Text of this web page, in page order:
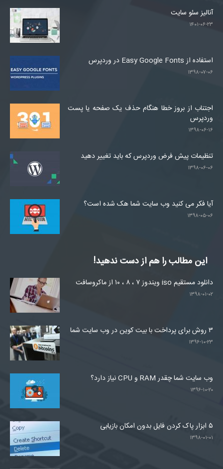
آنالیز سئو سایت
۱۴۰۱-۰۶-۲۳
استفاده از Easy Google Fonts در وردپرس
۱۳۹۸-۰۷-۰۶
اجتناب از بروز خطا هنگام حذف یک صفحه یا پست
وردپرس
۱۳۹۸-۰۶-۱۶
تنظیمات پیش فرض وردپرس که باید تغییر دهید
۱۳۹۸-۰۶-۰۶
آیا فکر می کنید وب سایت شما هک شده است؟
۱۳۹۸-۰۵-۰۶
این مطالب را هم از دست ندهید!
دانلود مستقیم iso ویندوز ۷ ، ۸ ، ۱۰ از ماکروسافت
۱۳۹۸-۰۱-۰۲
۳ روش برای پرداخت با بیت کوین در وب سایت شما
۱۳۹۶-۱۰-۲۳
وب سایت شما چقدر RAM و CPU نیاز دارد؟
۱۳۹۶-۱۰-۲۰
۵ ابزار پاک کردن فایل بدون امکان بازیابی
۱۳۹۸-۰۱-۰۱